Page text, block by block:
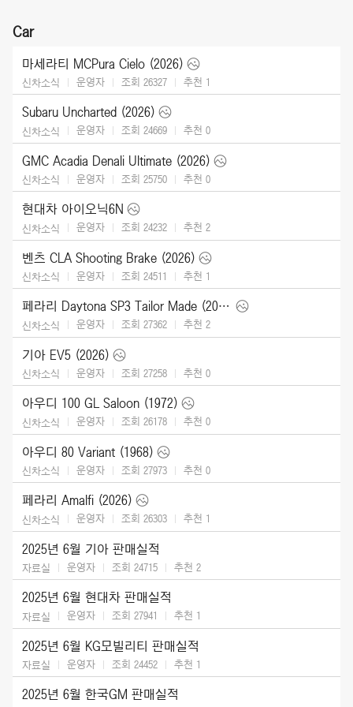
Car
마세라티 MCPura Cielo (2026)
신차소식 운영자 조회 26327 추천 1
Subaru Uncharted (2026)
신차소식 운영자 조회 24669 추천 0
GMC Acadia Denali Ultimate (2026)
신차소식 운영자 조회 25750 추천 0
현대차 아이오닉6N
신차소식 운영자 조회 24232 추천 2
벤츠 CLA Shooting Brake (2026)
신차소식 운영자 조회 24511 추천 1
페라리 Daytona SP3 Tailor Made (2025)
신차소식 운영자 조회 27362 추천 2
기아 EV5 (2026)
신차소식 운영자 조회 27258 추천 0
아우디 100 GL Saloon (1972)
신차소식 운영자 조회 26178 추천 0
아우디 80 Variant (1968)
신차소식 운영자 조회 27973 추천 0
페라리 Amalfi (2026)
신차소식 운영자 조회 26303 추천 1
2025년 6월 기아 판매실적
자료실 운영자 조회 24715 추천 2
2025년 6월 현대차 판매실적
자료실 운영자 조회 27941 추천 1
2025년 6월 KG모빌리티 판매실적
자료실 운영자 조회 24452 추천 1
2025년 6월 한국GM 판매실적